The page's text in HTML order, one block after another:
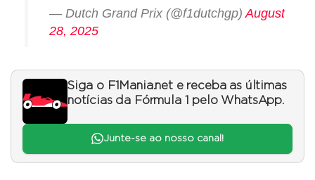
— Dutch Grand Prix (@f1dutchgp)August
28, 2025
Siga o F1Mania.net e receba as últimas
notícias da Fórmula 1 pelo WhatsApp.
Junte-se ao nosso canal!